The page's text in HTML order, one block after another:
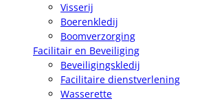
Visserij
Boerenkledij
Boomverzorging
Facilitair en Beveiliging
Beveiligingskledij
Facilitaire dienstverlening
Wasserette